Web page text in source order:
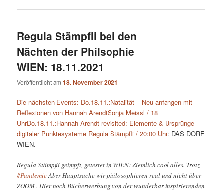
Regula Stämpfli bei den
Nächten der Philsophie
WIEN: 18.11.2021
Veröffentlicht am18. November 2021
Die nächsten Events: Do.18.11.:Natalität – Neu anfangen mit
Reflexionen von Hannah ArendtSonja Meissl / 18
UhrDo.18.11.:Hannah Arendt revisited: Elemente & Ursprünge
digitaler Punktesysteme Regula Stämpfli / 20:00 Uhr: DAS DORF
WIEN.
Regula Stämpfli geimpft, getestet in WIEN: Ziemlich cool alles. Trotz
#PandemieAber Hauptsache wir philosophieren real und nicht über
ZOOM . Hier noch Bücherwerbung von der wunderbar inspirierenden